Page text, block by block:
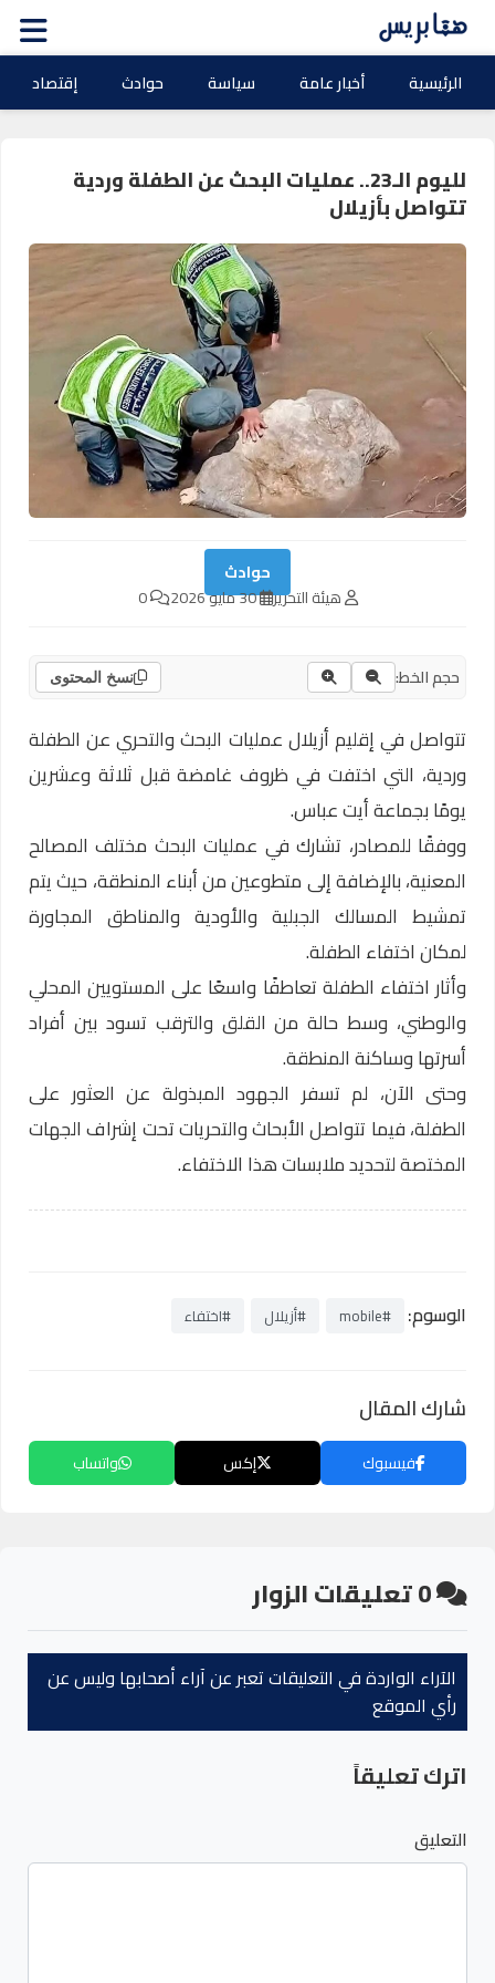
الرئيسية أخبار عامة سياسة حوادث إقتصاد
لليوم الـ23.. عمليات البحث عن الطفلة وردية
تتواصل بأزيلال
حوادث
هيئة التحرير 30 مايو 2026 0
حجم الخط: نسخ المحتوى
تتواصل في إقليم أزيلال عمليات البحث والتحري عن الطفلة
وردية، التي اختفت في ظروف غامضة قبل ثلاثة وعشرين
يومًا بجماعة أيت عباس.
ووفقًا للمصادر، تشارك في عمليات البحث مختلف المصالح
المعنية، بالإضافة إلى متطوعين من أبناء المنطقة، حيث يتم
تمشيط المسالك الجبلية والأودية والمناطق المجاورة
لمكان اختفاء الطفلة.
وأثار اختفاء الطفلة تعاطفًا واسعًا على المستويين المحلي
والوطني، وسط حالة من القلق والترقب تسود بين أفراد
أسرتها وساكنة المنطقة.
وحتى الآن، لم تسفر الجهود المبذولة عن العثور على
الطفلة، فيما تتواصل الأبحاث والتحريات تحت إشراف الجهات
المختصة لتحديد ملابسات هذا الاختفاء.
الوسوم: #mobile #أزيلال #اختفاء
شارك المقال
فيسبوك إكس واتساب
0تعليقات الزوار
الآراء الواردة في التعليقات تعبر عن آراء أصحابها وليس عن
رأي الموقع
اترك تعليقاً
التعليق